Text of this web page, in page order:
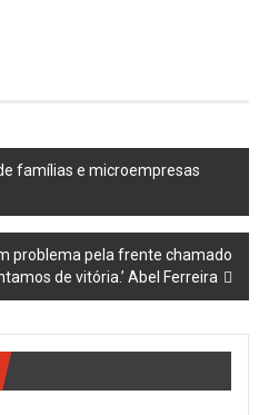
famílias e microempresas
problema pela frente chamado
de vitória.’ Abel Ferreira